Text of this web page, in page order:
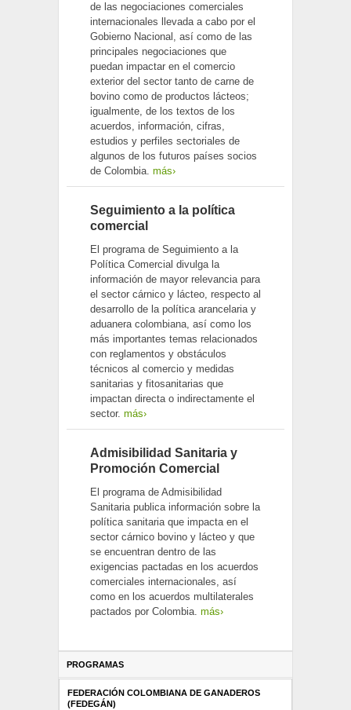
de las negociaciones comerciales
internacionales llevada a cabo por el
Gobierno Nacional, así como de las
principales negociaciones que
puedan impactar en el comercio
exterior del sector tanto de carne de
bovino como de productos lácteos;
igualmente, de los textos de los
acuerdos, información, cifras,
estudios y perfiles sectoriales de
algunos de los futuros países socios
de Colombia. más›
Seguimiento a la política
comercial
El programa de Seguimiento a la
Política Comercial divulga la
información de mayor relevancia para
el sector cárnico y lácteo, respecto al
desarrollo de la política arancelaria y
aduanera colombiana, así como los
más importantes temas relacionados
con reglamentos y obstáculos
técnicos al comercio y medidas
sanitarias y fitosanitarias que
impactan directa o indirectamente el
sector. más›
Admisibilidad Sanitaria y
Promoción Comercial
El programa de Admisibilidad
Sanitaria publica información sobre la
política sanitaria que impacta en el
sector cárnico bovino y lácteo y que
se encuentran dentro de las
exigencias pactadas en los acuerdos
comerciales internacionales, así
como en los acuerdos multilaterales
pactados por Colombia. más›
PROGRAMAS
FEDERACIÓN COLOMBIANA DE GANADEROS
(FEDEGÁN)